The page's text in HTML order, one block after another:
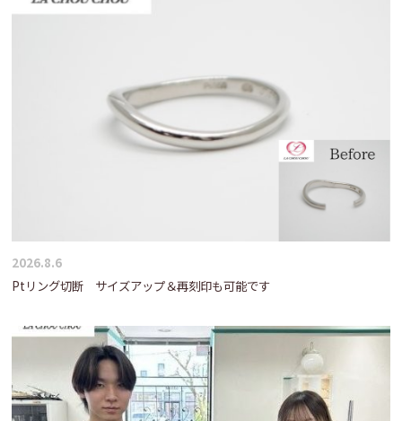
2026.8.6
Ptリング切断 サイズアップ＆再刻印も可能です